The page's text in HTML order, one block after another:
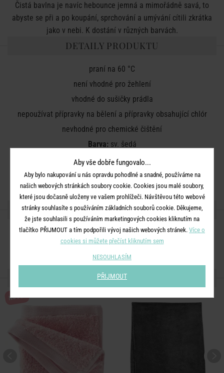
Čistá bavlna je navíc hebounce jemná a mimořádně savá, to
abyste se při a po koupání, sprchování a umývání cítili zkrátka
jako v nebi. K dostání v různých barvách.
DETAILY PRODUKTU
praní na 60 °C
není vhodné pro žehlení
vhodné do sušičky prádla
nepoužívat přípravky na bělení a přípravky obsahující chlór
nevhodné pro chemické čištění
Barva:sv. šedá
Rozměry:D 21 x Š 15 cm
Materiál:100% bavlna
SDÍLEJTE S PŘÁTELI
DALŠÍ PRODUKTY ZE SÉRIE
NOVÉ!
Aby vše dobře fungovalo...
Aby bylo nakupování u nás opravdu pohodlné a snadné, používáme na
našich webových stránkách soubory cookie. Cookies jsou malé soubory,
které jsou dočasně uloženy ve vašem prohlížeči. Návštěvou této webové
stránky souhlasíte s používáním základních souborů cookie. Děkujeme,
že jste souhlasili s používáním marketingových cookies kliknutím na
tlačítko PŘIJMOUT a tím podpořili vývoj našich webových stránek. Více o
cookies si můžete přečíst kliknutím sem
NESOUHLASÍM
PŘIJMOUT